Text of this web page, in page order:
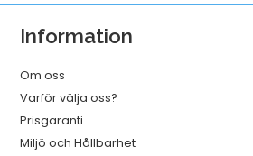
mm
mängd
Information
Om oss
Varför välja oss?
Prisgaranti
Miljö och Hållbarhet